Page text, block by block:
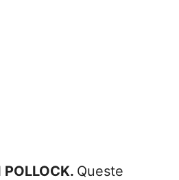
POLLOCK. Queste